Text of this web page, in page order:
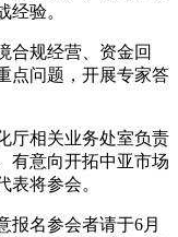
经验。
合规经营、资金回
点问题，开展专家答
厅相关业务处室负责
有意向开拓中亚市场
表将参会。
报名参会者请于6月